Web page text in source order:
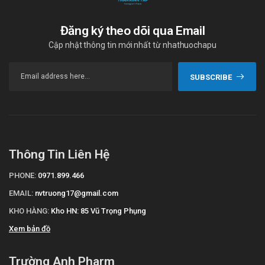
Đăng ký theo dõi qua Email
Cập nhật thông tin mới nhất từ nhathuochapu
SUBSCRIBE
Thông Tin Liên Hệ
PHONE: 0971.899.466
EMAIL: nvtruong17@gmail.com
KHO HÀNG: Kho HN: 85 Vũ Trọng Phụng
Xem bản đồ
Trường Anh Pharm